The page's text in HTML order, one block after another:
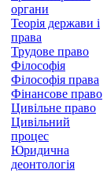
органи
Теорія держави і
права
Трудове право
Філософія
Філософія права
Фінансове право
Цивільне право
Цивільний
процес
Юридична
деонтологія